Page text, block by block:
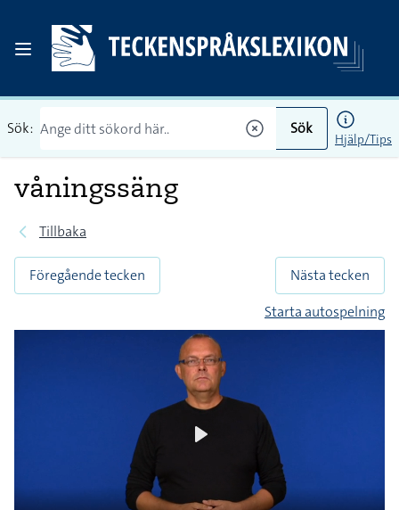
Sök: Sök
Hjälp/Tips
våningssäng
Tillbaka
Föregående tecken
Nästa tecken
Starta autospelning